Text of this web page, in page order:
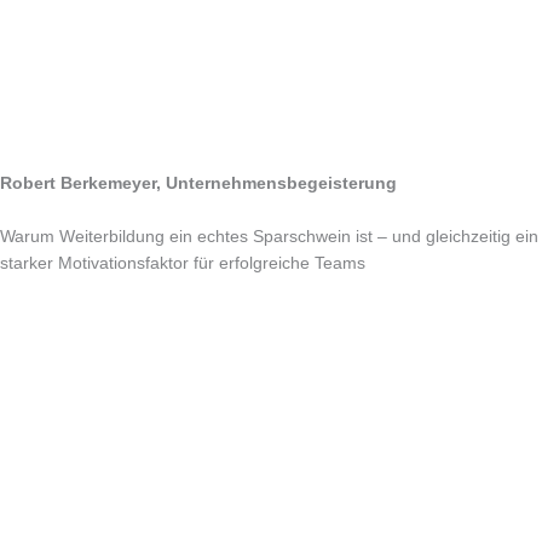
Robert Berkemeyer, Unternehmensbegeisterung
Warum Weiterbildung ein echtes Sparschwein ist – und gleichzeitig ein
starker Motivationsfaktor für erfolgreiche Teams